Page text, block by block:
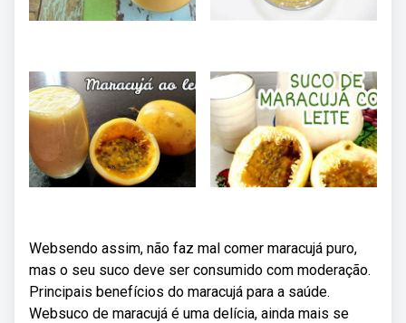
Websendo assim, não faz mal comer maracujá puro,
mas o seu suco deve ser consumido com moderação.
Principais benefícios do maracujá para a saúde.
Websuco de maracujá é uma delícia, ainda mais se